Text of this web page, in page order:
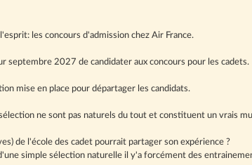
les concours d'admission chez Air France.
septembre 2027 de candidater aux concours pour les cadets.
mise en place pour départager les candidats.
ne sont pas naturels du tout et constituent un vrais
de l'école des cadet pourrait partager son expérience ?
simple sélection naturelle il y'a forcément des